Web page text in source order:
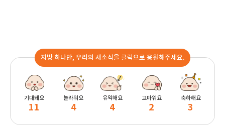
지방 하나만, 우리의 새소식을 클릭으로 응원해주세요.
기대돼요
11
놀라워요
4
유익해요
4
고마워요
2
축하해요
3